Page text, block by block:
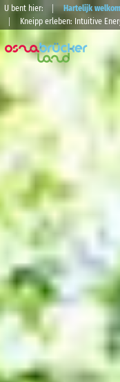
U bent hier: Hartelijk
Kneipp erleben: Intuitive